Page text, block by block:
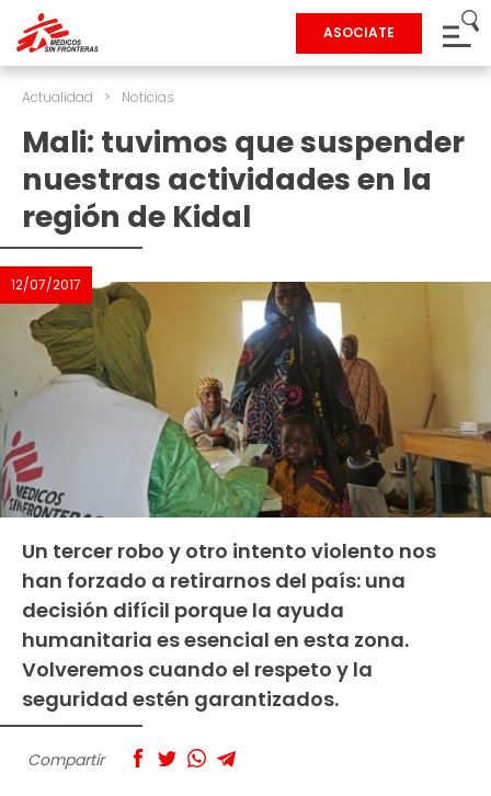
ASOCIATE
Actualidad > Noticias
Mali: tuvimos que suspender
nuestras actividades en la
región de Kidal
12/07/2017
Un tercer robo y otro intento violento nos
han forzado a retirarnos del país: una
decisión difícil porque la ayuda
humanitaria es esencial en esta zona.
Volveremos cuando el respeto y la
seguridad estén garantizados.
Compartir